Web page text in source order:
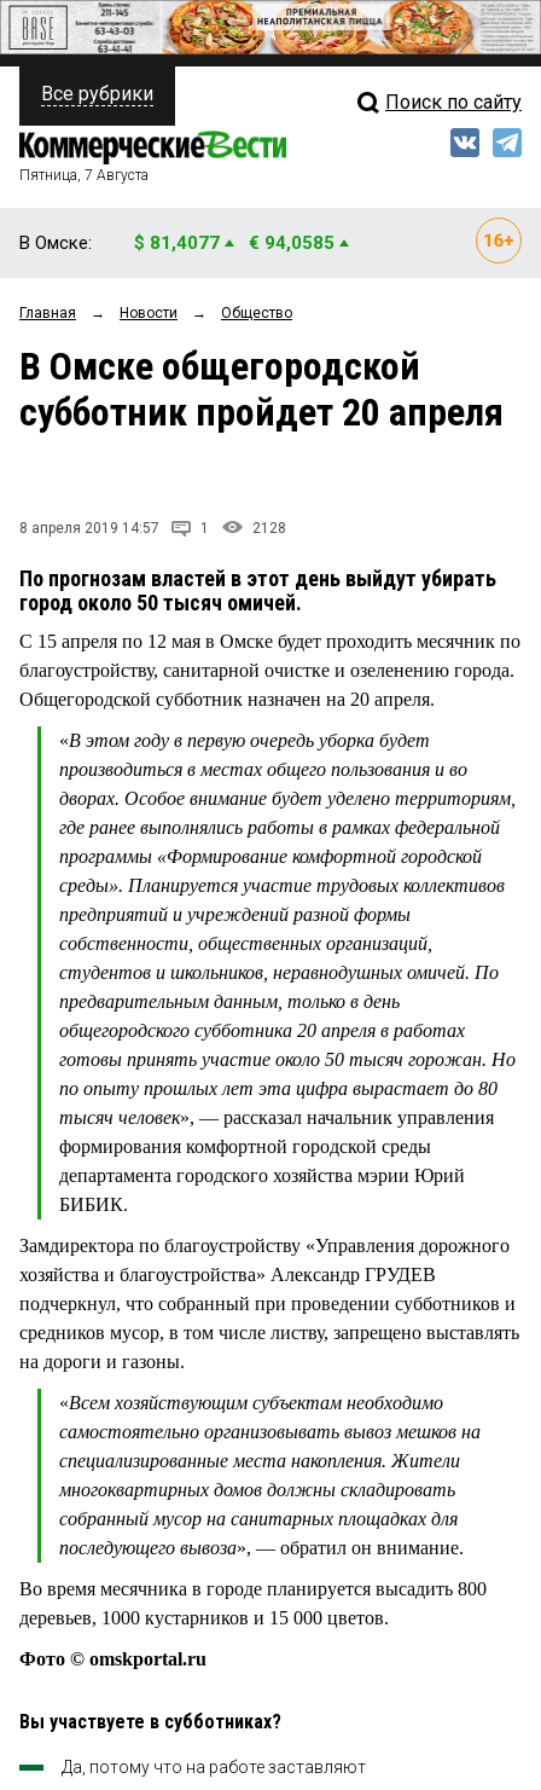
ПОЛИТИКА
ФИНАНСЫ
ОБЩЕСТВО
ЗАКОН
НОВОСТИ КОМПАНИЙ
СТИЛЬ ЖИЗНИ
Свежий выпуск
Рейтинги
Блоги
Все рубрики Поиск по сайту
Пятница, 7 Августа
В Омске: $ 81,4077 € 94,0585
Главная → Новости → Общество
В Омске общегородской
субботник пройдет 20 апреля
8 апреля 2019 14:57 1 2128
По прогнозам властей в этот день выйдут убирать
город около 50 тысяч омичей.
С 15 апреля по 12 мая в Омске будет проходить месячник по
благоустройству, санитарной очистке и озеленению города.
Общегородской субботник назначен на 20 апреля.
«В этом году в первую очередь уборка будет
производиться в местах общего пользования и во
дворах. Особое внимание будет уделено территориям,
где ранее выполнялись работы в рамках федеральной
программы «Формирование комфортной городской
среды». Планируется участие трудовых коллективов
предприятий и учреждений разной формы
собственности, общественных организаций,
студентов и школьников, неравнодушных омичей. По
предварительным данным, только в день
общегородского субботника 20 апреля в работах
готовы принять участие около 50 тысяч горожан. Но
по опыту прошлых лет эта цифра вырастает до 80
тысяч человек», — рассказал начальник управления
формирования комфортной городской среды
департамента городского хозяйства мэрии Юрий
БИБИК.
Замдиректора по благоустройству «Управления дорожного
хозяйства и благоустройства» Александр ГРУДЕВ
подчеркнул, что собранный при проведении субботников и
средников мусор, в том числе листву, запрещено выставлять
на дороги и газоны.
«Всем хозяйствующим субъектам необходимо
самостоятельно организовывать вывоз мешков на
специализированные места накопления. Жители
многоквартирных домов должны складировать
собранный мусор на санитарных площадках для
последующего вывоза», — обратил он внимание.
Во время месячника в городе планируется высадить 800
деревьев, 1000 кустарников и 15 000 цветов.
Фото © omskportal.ru
Вы участвуете в субботниках?
Да, потому что на работе заставляют